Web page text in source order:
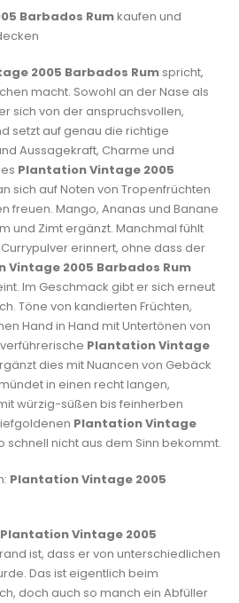
Barbados Rumkaufen und
2005 Barbados Rum spricht,
macht. Sowohl an der Nase als
sich von der anspruchsvollen,
setzt auf genau die richtige
Aussagekraft, Charme und
Plantation Vintage 2005
sich auf Noten von Tropenfrüchten
freuen. Mango, Ananas und Banane
und Zimt ergänzt. Manchmal fühlt
erinnert, ohne dass der
Vintage 2005 Barbados Rum
Im Geschmack gibt er sich erneut
Töne von kandierten Früchten,
Hand in Hand mit Untertönen von
Plantation Vintage
dies mit Nuancen von Gebäck
in einen recht langen,
würzig-süßen bis feinherben
Plantation Vintage
schnell nicht aus dem Sinn bekommt.
Plantation Vintage 2005
Plantation Vintage 2005
ist, dass er von unterschiedlichen
Das ist eigentlich beim
doch auch so manch ein Abfüller